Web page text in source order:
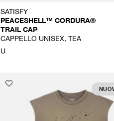
SATISFY
PEACESHELL™ CORDURA®
TRAIL CAP
CAPPELLO UNISEX, TEA
U